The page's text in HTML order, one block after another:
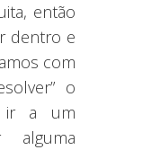
então
dentro e
com
o
ir a um
alguma